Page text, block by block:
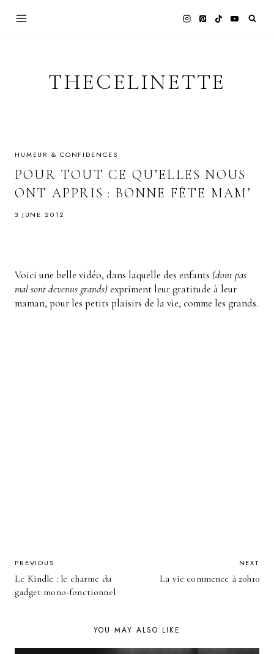
THECELINETTE
HUMEUR & CONFIDENCES
POUR TOUT CE QU’ELLES NOUS
ONT APPRIS : BONNE FÊTE MAM’
3 JUNE 2012
Voici une belle vidéo, dans laquelle des enfants (dont pas
mal sont devenus grands)expriment leur gratitude à leur
maman, pour les petits plaisirs de la vie, comme les grands.
POST
NAVIGATION
PREVIOUS
Le Kindle : le charme du
gadget mono-fonctionnel
NEXT
La vie commence à 20h10
YOU MAY ALSO LIKE